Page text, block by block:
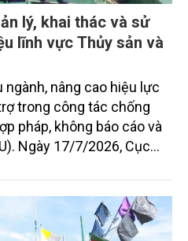
lý, khai thác và sử
lĩnh vực Thủy sản và
nâng cao hiệu lực
trong công tác chống
pháp, không báo cáo và
Ngày 17/7/2026, Cục
391/QĐ-TSKN ban hành
và sử dụng các cơ sở dữ
Kiểm ngư (Quy chế).